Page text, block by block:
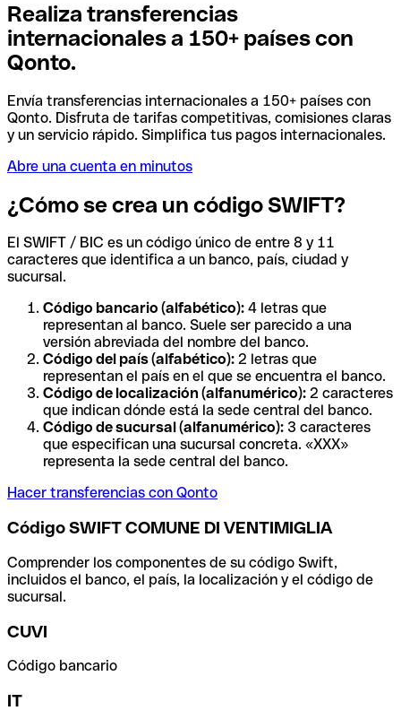
Realiza transferencias
internacionales a 150+ países con
Qonto.
Envía transferencias internacionales a 150+ países con
Qonto. Disfruta de tarifas competitivas, comisiones claras
y un servicio rápido. Simplifica tus pagos internacionales.
Abre una cuenta en minutos
¿Cómo se crea un código SWIFT?
El SWIFT / BIC es un código único de entre 8 y 11
caracteres que identifica a un banco, país, ciudad y
sucursal.
Código bancario (alfabético): 4 letras que
representan al banco. Suele ser parecido a una
versión abreviada del nombre del banco.
Código del país (alfabético): 2 letras que
representan el país en el que se encuentra el banco.
Código de localización (alfanumérico): 2 caracteres
que indican dónde está la sede central del banco.
Código de sucursal (alfanumérico): 3 caracteres
que especifican una sucursal concreta. «XXX»
representa la sede central del banco.
Hacer transferencias con Qonto
Código SWIFT COMUNE DI VENTIMIGLIA
Comprender los componentes de su código Swift,
incluidos el banco, el país, la localización y el código de
sucursal.
CUVI
Código bancario
IT